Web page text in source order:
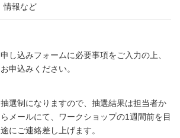
情報など
申し込みフォームに必要事項をご入力の上、
お申込みください。
抽選制になりますので、抽選結果は担当者か
らメールにて、ワークショップの1週間前を目
途にご連絡差し上げます。